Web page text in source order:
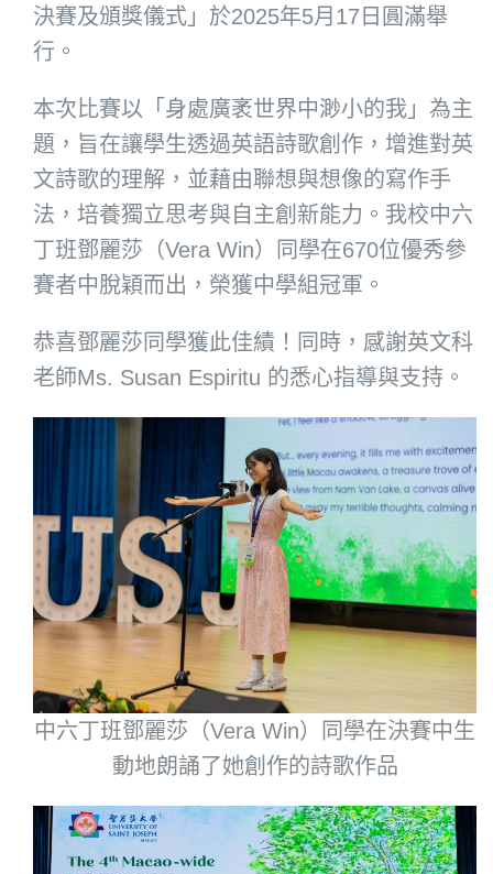
決賽及頒獎儀式」於2025年5月17日圓滿舉
行。
本次比賽以「身處廣袤世界中渺小的我」為主
題，旨在讓學生透過英語詩歌創作，增進對英
文詩歌的理解，並藉由聯想與想像的寫作手
法，培養獨立思考與自主創新能力。我校中六
丁班鄧麗莎（Vera Win）同學在670位優秀參
賽者中脫穎而出，榮獲中學組冠軍。
恭喜鄧麗莎同學獲此佳績！同時，感謝英文科
老師Ms. Susan Espiritu 的悉心指導與支持。
中六丁班鄧麗莎（Vera Win）同學在決賽中生
動地朗誦了她創作的詩歌作品